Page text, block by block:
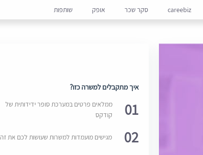
careebiz סקר שכר אופק שותפות
איך מתקבלים למשרה כזו?
01
ממלאים פרטים במערכת סופר ידידותית של
קודקס
02 מגישים מועמדות למשרות שעושות לכם את זה